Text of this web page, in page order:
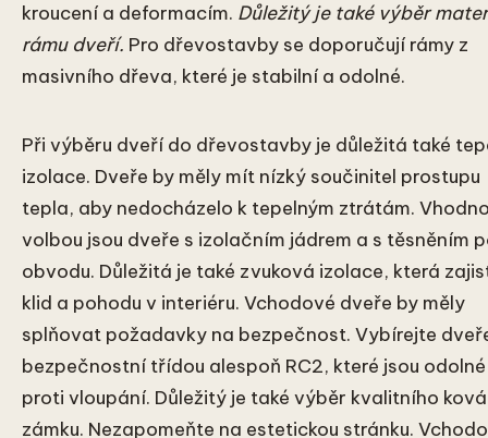
kroucení a deformacím. Důležitý je také výběr
rámu dveří. Pro dřevostavby se doporučují rámy z
masivního dřeva, které je stabilní a odolné.
Při výběru dveří do dřevostavby je důležitá také
izolace. Dveře by měly mít nízký součinitel prostupu
tepla, aby nedocházelo k tepelným ztrátám.
volbou jsou dveře s izolačním jádrem a s těsněním
obvodu. Důležitá je také zvuková izolace, která
klid a pohodu v interiéru. Vchodové dveře by měly
splňovat požadavky na bezpečnost. Vybírejte
bezpečnostní třídou alespoň RC2, které jsou odolné
proti vloupání. Důležitý je také výběr kvalitního
zámku. Nezapomeňte na estetickou stránku.